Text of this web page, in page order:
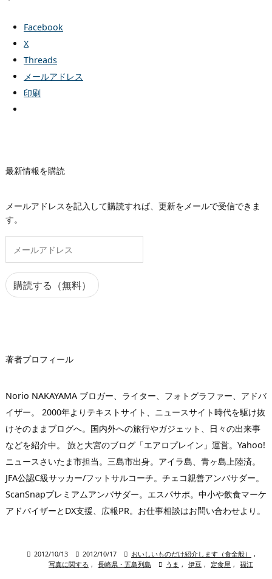
Facebook
X
Threads
メールアドレス
印刷
最新情報を購読
メールアドレスを記入して購読すれば、更新をメールで受信できま
す。
ア
ド
購読する（無料）
著者プロフィール
Norio NAKAYAMA ブロガー、ライター、フォトグラファー、アドバ
イザー。 2000年よりテキストサイト、ニュースサイト時代を駆け抜
けそのままブログへ。国内外への旅行やガジェット、日々の出来事
などを紹介中。 旅と大宮のブログ「エアロプレイン」運営。Yahoo!
ニュースさいたま市担当。三島市出身。アイラ島、青ヶ島上陸済。
JFA公認C級サッカー/フットサルコーチ。チェコ親善アンバサダー。
ScanSnapプレミアムアンバサダー。エスパサポ。中小や飲食マーケ
アドバイザーとDX支援、広報PR。お仕事相談はお問い合わせより。
 2012/10/13  2012/10/17  おいしいものだけ紹介します（食全般）
,
写真に関する , 長崎県・五島列島  うま , 伊豆 , 定食屋 , 福江